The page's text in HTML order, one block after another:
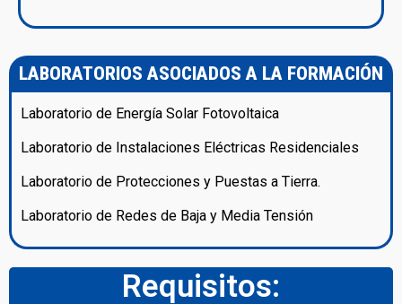
LABORATORIOS ASOCIADOS A LA FORMACIÓN
Laboratorio de Energía Solar Fotovoltaica
Laboratorio de Instalaciones Eléctricas Residenciales
Laboratorio de Protecciones y Puestas a Tierra.
Laboratorio de Redes de Baja y Media Tensión
Requisitos: